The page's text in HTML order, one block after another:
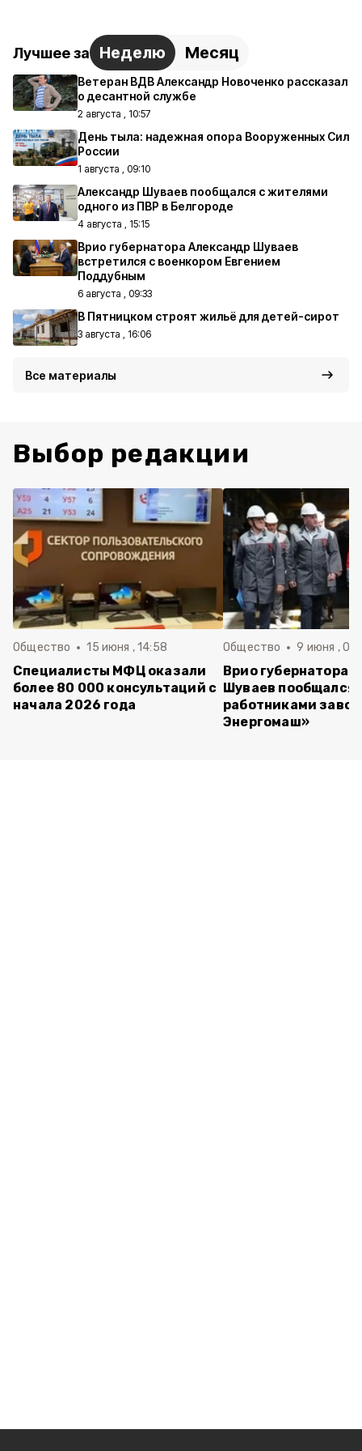
Лучшее за Неделю Месяц
Ветеран ВДВ Александр Новоченко рассказал
о десантной службе
2 августа , 10:57
День тыла: надежная опора Вооруженных Сил
России
1 августа , 09:10
Александр Шуваев пообщался с жителями
одного из ПВР в Белгороде
4 августа , 15:15
Врио губернатора Александр Шуваев
встретился с военкором Евгением
Поддубным
6 августа , 09:33
В Пятницком строят жильё для детей-сирот
3 августа , 16:06
Все материалы
Выбор редакции
Общество 15 июня , 14:58
Специалисты МФЦ оказали
более 80 000 консультаций с
начала 2026 года
Общество 9 июня ,
Врио губернатора
Шуваев пообщался
работниками
Энергомаш»